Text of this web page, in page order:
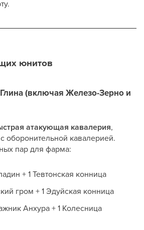
юнитов
(включая Железо-Зерно и
атакующая кавалерия,
оборонительной кавалерией.
пар для фарма:
+ 1 Тевтонская конница
гром + 1 Эдуйская конница
Анхура + 1 Колесница